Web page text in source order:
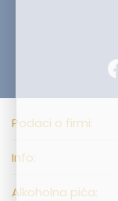
Podaci o firmi:
Info:
Alkoholna pića: